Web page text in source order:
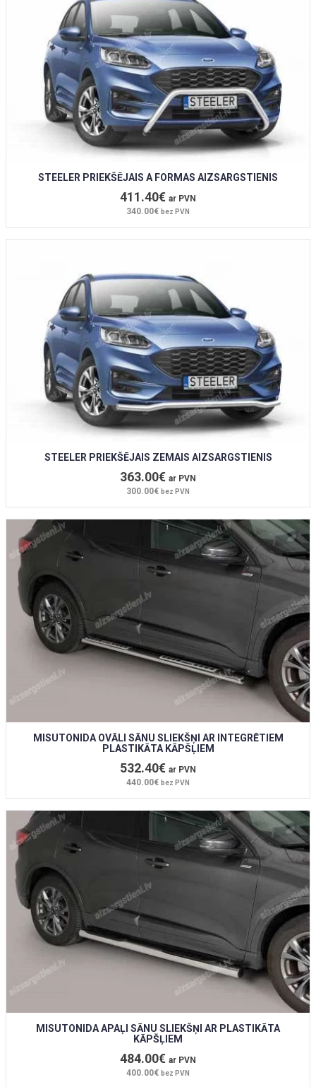
STEELER PRIEKŠĒJAIS A FORMAS AIZSARGSTIENIS
411.40€ ar PVN
340.00€ bez PVN
STEELER PRIEKŠĒJAIS ZEMAIS AIZSARGSTIENIS
363.00€ ar PVN
300.00€ bez PVN
MISUTONIDA OVĀLI SĀNU SLIEKŠŅI AR INTEGRĒTIEM
PLASTIKĀTA KĀPŠĻIEM
532.40€ ar PVN
440.00€ bez PVN
MISUTONIDA APAĻI SĀNU SLIEKŠŅI AR PLASTIKĀTA
KĀPŠĻIEM
484.00€ ar PVN
400.00€ bez PVN